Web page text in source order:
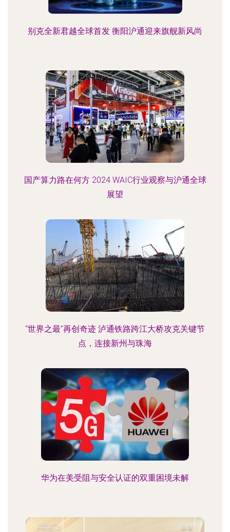
别克全新君越全球首发 衡阳沪通迎来旗舰新风尚
国产算力路在何方 2024 WAIC行业观察与沪通全球
展望
“世界之最”再创奇迹 泸通铁路跨江大桥攻克关键节
点，连接新州与珠海
华为在美受阻与安全认证的双重困境未解